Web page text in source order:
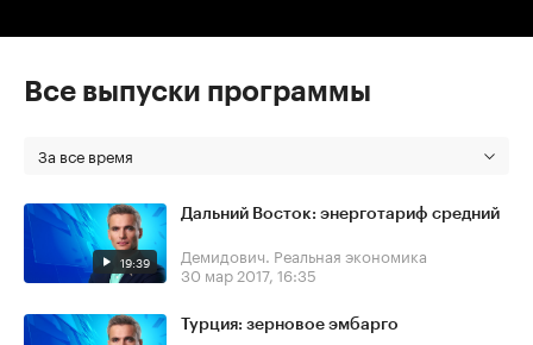
Все выпуски программы
За все время
19:39
Дальний Восток: энерготариф средний
Демидович. Реальная экономика
30 мар 2017, 16:35
Турция: зерновое эмбарго